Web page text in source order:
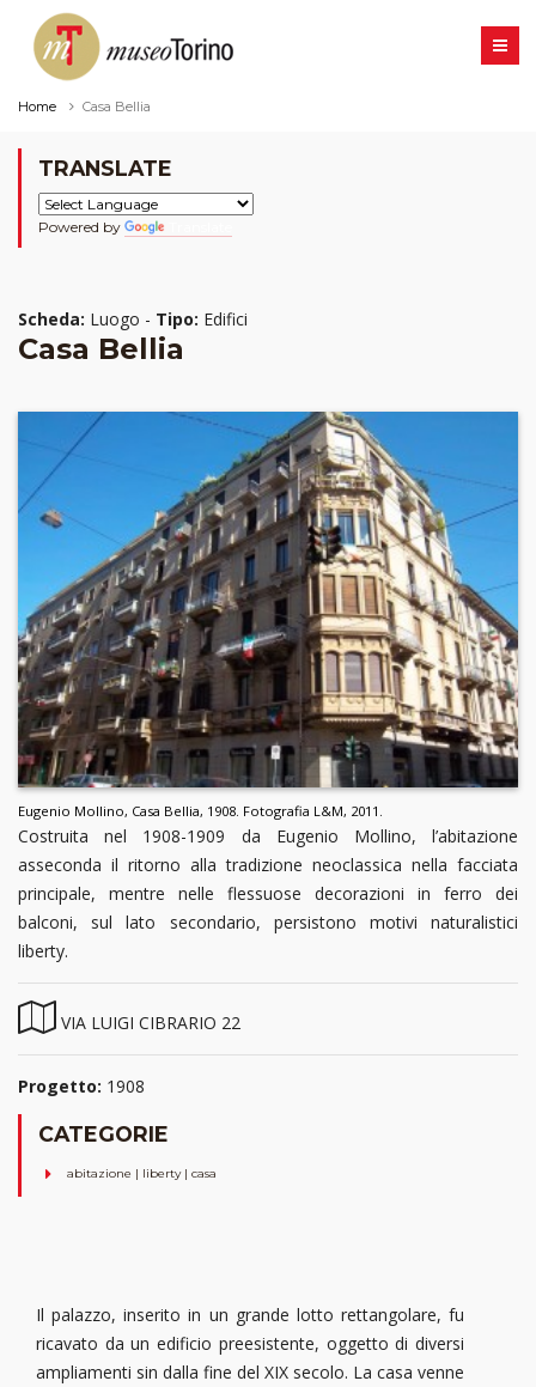
Home Casa Bellia
TRANSLATE
Powered by
Scheda: Luogo - Tipo: Edifici
Casa Bellia
Eugenio Mollino, Casa Bellia, 1908. Fotografia L&M, 2011.
Costruita nel 1908-1909 da Eugenio Mollino, l’abitazione
asseconda il ritorno alla tradizione neoclassica nella facciata
principale, mentre nelle flessuose decorazioni in ferro dei
balconi, sul lato secondario, persistono motivi naturalistici
liberty.
VIA LUIGI CIBRARIO 22
Progetto: 1908
CATEGORIE
abitazione | liberty | casa
Il palazzo, inserito in un grande lotto rettangolare, fu
ricavato da un edificio preesistente, oggetto di diversi
ampliamenti sin dalla fine del XIX secolo. La casa venne